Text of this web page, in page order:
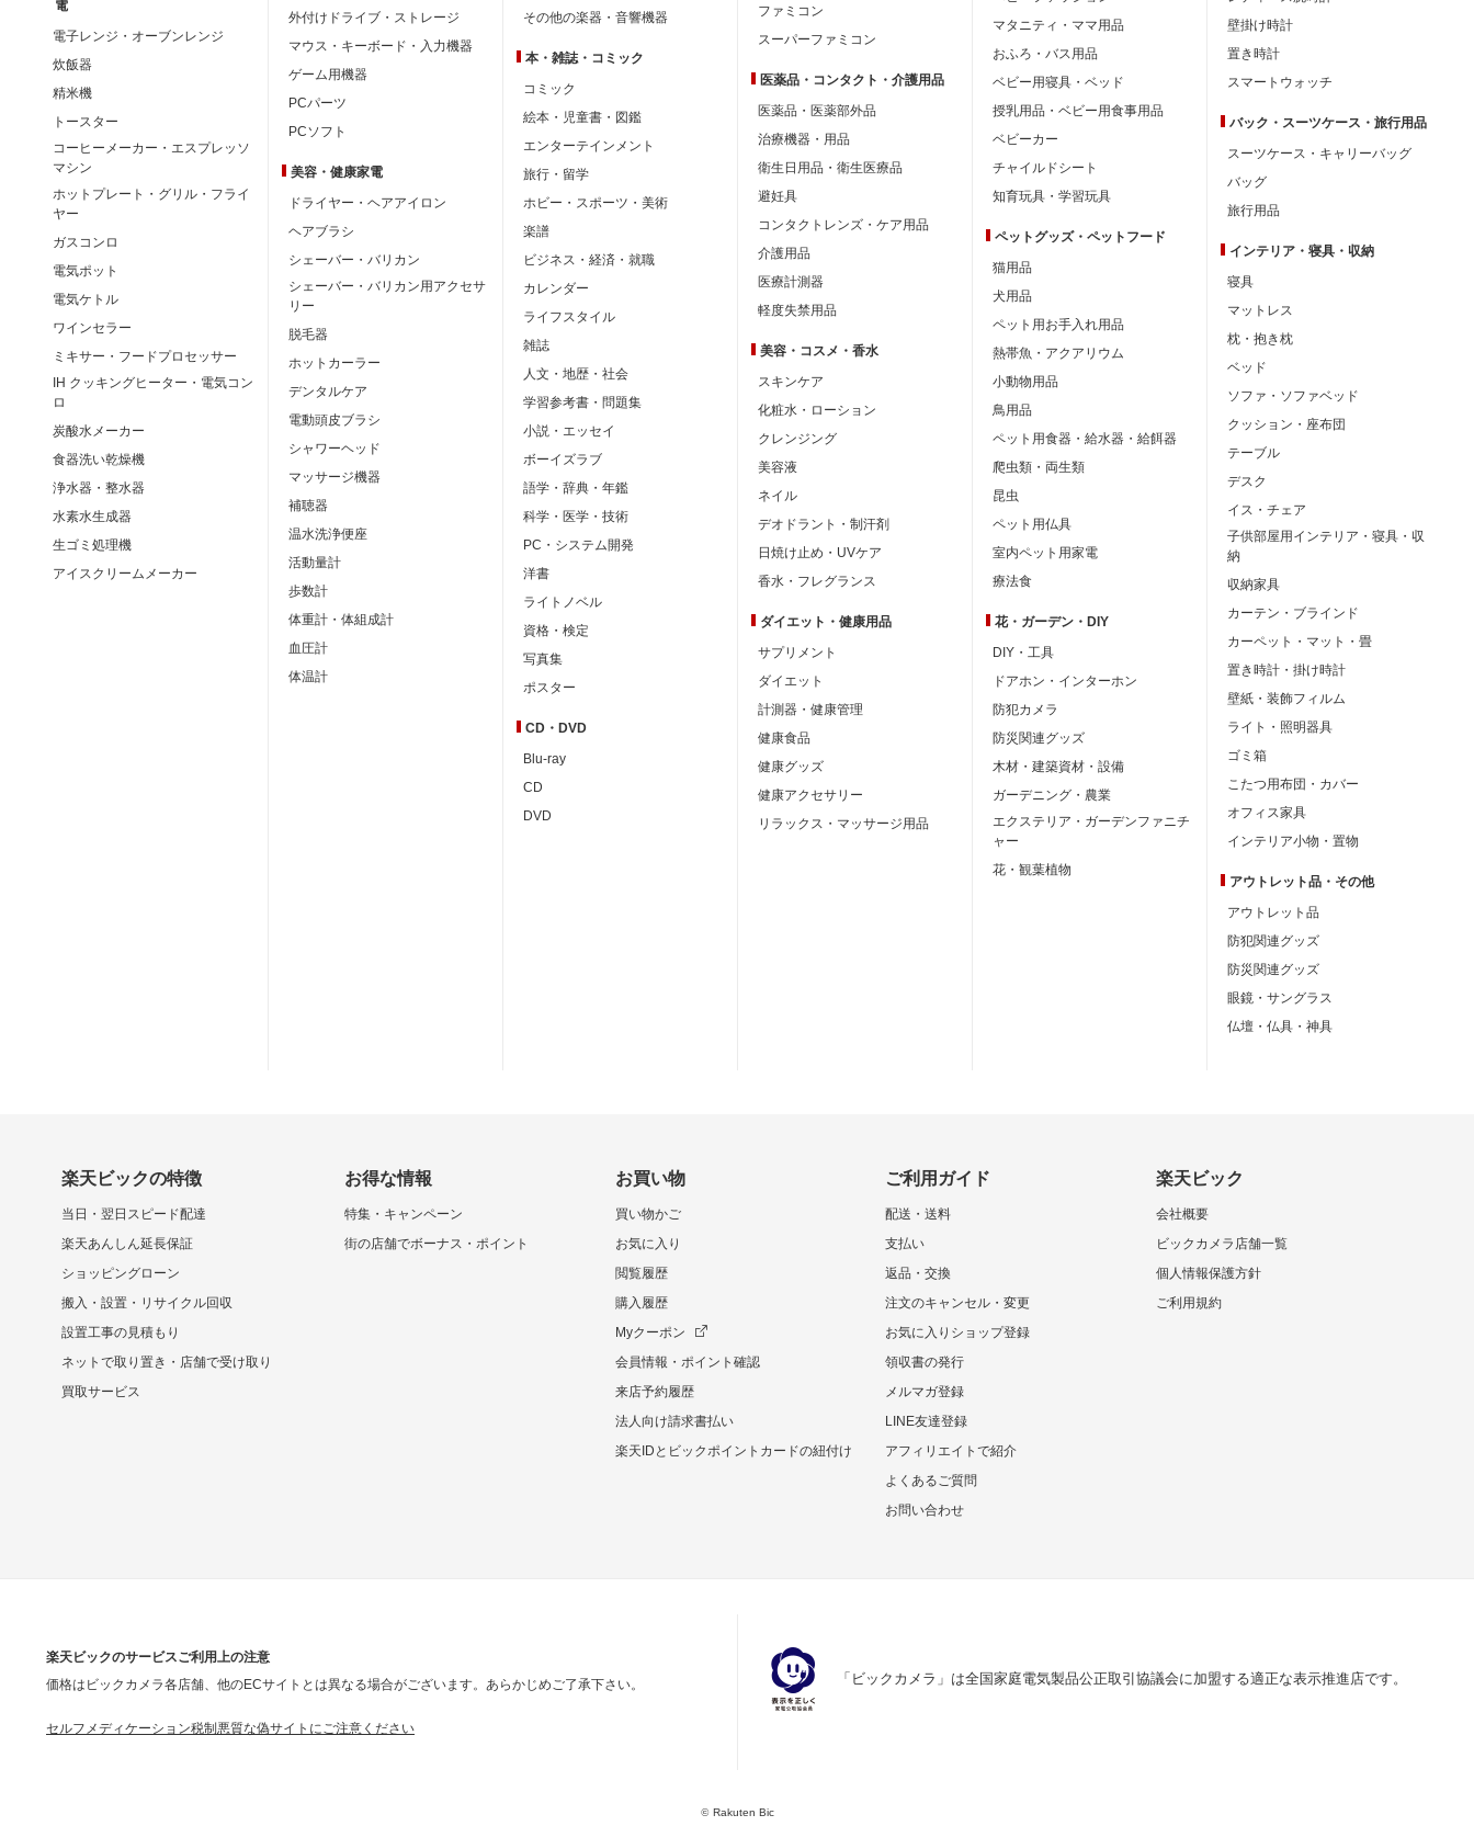
電
電子レンジ・オーブンレンジ
炊飯器
精米機
トースター
コーヒーメーカー・エスプレッソ
マシン
ホットプレート・グリル・フライ
ヤー
ガスコンロ
電気ポット
電気ケトル
ワインセラー
ミキサー・フードプロセッサー
IH クッキングヒーター・電気コン
ロ
炭酸水メーカー
食器洗い乾燥機
浄水器・整水器
水素水生成器
生ゴミ処理機
アイスクリームメーカー
外付けドライブ・ストレージ
マウス・キーボード・入力機器
ゲーム用機器
PCパーツ
PCソフト
美容・健康家電
ドライヤー・ヘアアイロン
ヘアブラシ
シェーバー・バリカン
シェーバー・バリカン用アクセサ
リー
脱毛器
ホットカーラー
デンタルケア
電動頭皮ブラシ
シャワーヘッド
マッサージ機器
補聴器
温水洗浄便座
活動量計
歩数計
体重計・体組成計
血圧計
体温計
その他の楽器・音響機器
本・雑誌・コミック
コミック
絵本・児童書・図鑑
エンターテインメント
旅行・留学
ホビー・スポーツ・美術
楽譜
ビジネス・経済・就職
カレンダー
ライフスタイル
雑誌
人文・地歴・社会
学習参考書・問題集
小説・エッセイ
ボーイズラブ
語学・辞典・年鑑
科学・医学・技術
PC・システム開発
洋書
ライトノベル
資格・検定
写真集
ポスター
CD・DVD
Blu-ray
CD
DVD
ファミコン
スーパーファミコン
医薬品・コンタクト・介護用品
医薬品・医薬部外品
治療機器・用品
衛生日用品・衛生医療品
避妊具
コンタクトレンズ・ケア用品
介護用品
医療計測器
軽度失禁用品
美容・コスメ・香水
スキンケア
化粧水・ローション
クレンジング
美容液
ネイル
デオドラント・制汗剤
日焼け止め・UVケア
香水・フレグランス
ダイエット・ 健康用品
サプリメント
ダイエット
計測器・健康管理
健康食品
健康グッズ
健康アクセサリー
リラックス・マッサージ用品
マタニティ・ママ用品
おふろ・バス用品
ベビー用寝具・ベッド
授乳用品・ベビー用食事用品
ベビーカー
チャイルドシート
知育玩具・学習玩具
ペットグッズ・ペットフード
猫用品
犬用品
ペット用お手入れ用品
熱帯魚・アクアリウム
小動物用品
鳥用品
ペット用食器・給水器・給餌器
爬虫類・両生類
昆虫
ペット用仏具
室内ペット用家電
療法食
花・ガーデン・DIY
DIY・工具
ドアホン・インターホン
防犯カメラ
防災関連グッズ
木材・建築資材・設備
ガーデニング・農業
エクステリア・ガーデンファニチ
ャー
花・観葉植物
壁掛け時計
置き時計
スマートウォッチ
バック・スーツケース・旅行用品
スーツケース・キャリーバッグ
バッグ
旅行用品
インテリア・ 寝具・収納
寝具
マットレス
枕・抱き枕
ベッド
ソファ・ソファベッド
クッション・座布団
テーブル
デスク
イス・チェア
子供部屋用インテリア・寝具・収
納
収納家具
カーテン・ブラインド
カーペット・マット・畳
置き時計・掛け時計
壁紙・装飾フィルム
ライト・照明器具
ゴミ箱
こたつ用布団・カバー
オフィス家具
インテリア小物・置物
アウトレット品・ その他
アウトレット品
防犯関連グッズ
防災関連グッズ
眼鏡・サングラス
仏壇・仏具・神具
楽天ビックの特徴
当日・翌日スピード配達
楽天あんしん延長保証
ショッピングローン
搬入・設置・リサイクル回収
設置工事の見積もり
ネットで取り置き・店舗で受け取り
買取サービス
お得な情報
特集・キャンペーン
街の店舗でボーナス・ポイント
お買い物
買い物かご
お気に入り
閲覧履歴
購入履歴
Myクーポン
会員情報・ポイント確認
来店予約履歴
法人向け請求書払い
楽天IDとビックポイントカードの紐付け
ご利用ガイド
配送・送料
支払い
返品・交換
注文のキャンセル・変更
お気に入りショップ登録
領収書の発行
メルマガ登録
LINE友達登録
アフィリエイトで紹介
よくあるご質問
お問い合わせ
楽天ビック
会社概要
ビックカメラ店舗一覧
個人情報保護方針
ご利用規約
楽天ビックのサービスご利用上の注意
価格はビックカメラ各店舗、他のECサイトとは異なる場合がございます。あらかじめご了承下さい。
セルフメディケーション税制悪質な偽サイトにご注意ください
「ビックカメラ」は全国家庭電気製品公正取引協議会に加盟する適正な表示推進店です。
©Rakuten Bic